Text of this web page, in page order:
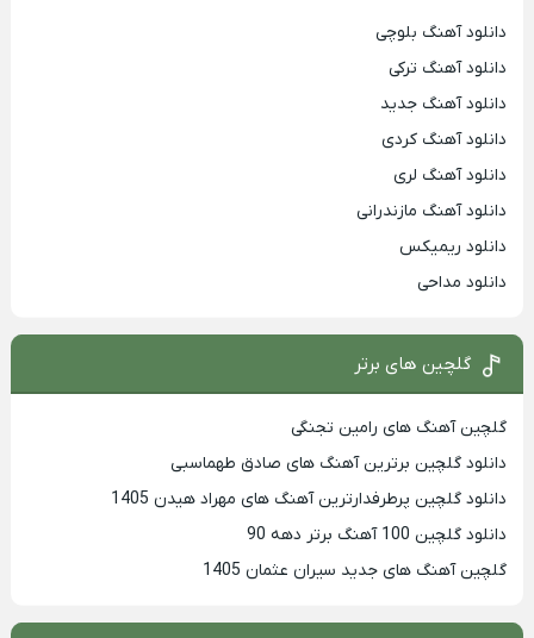
دانلود آهنگ بلوچی
دانلود آهنگ ترکی
دانلود آهنگ جدید
دانلود آهنگ کردی
دانلود آهنگ لری
دانلود آهنگ مازندرانی
دانلود ریمیکس
دانلود مداحی
گلچین های برتر
گلچین آهنگ های رامین تجنگی
دانلود گلچین برترین آهنگ های صادق طهماسبی
دانلود گلچین پرطرفدارترین آهنگ های مهراد هیدن 1405
دانلود گلچین 100 آهنگ برتر دهه 90
گلچین آهنگ های جدید سیران عثمان 1405